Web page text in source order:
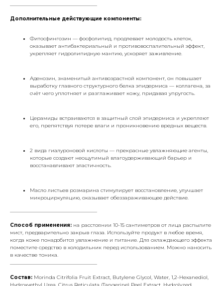
Дополнительные действующие компоненты:
Фитосфингозин — фосфолипид, продлевает молодость клеток,
оказывает антибактериальный и противовоспалительный эффект,
укрепляет гидролипидную мантию, ускоряет заживление.
Аденозин, знаменитый антивозрастной компонент, он повышает
выработку главного структурного белка эпидермиса — коллагена, за
счёт чего уплотняет и разглаживает кожу, придавая упругость.
Церамиды встраиваются в защитный слой эпидермиса и укрепляют
его, препятствуя потере влаги и проникновению вредных веществ.
2 вида гиалуроновой кислоты — прекрасные увлажняющие агенты,
которые создают неощутимый влагоудерживающий барьер и
восстанавливают эластичность.
Масло листьев розмарина стимулирует восстановление, улучшает
микроциркуляцию, оказывает обеззараживающее действие.
Способ применения: на расстоянии 10-15 сантиметров от лица распылите
мист, предварительно закрыв глаза. Используйте продукт в любое время,
когда коже понадобится увлажнение и питание. Для охлаждающего эффекта
поместите средство в холодильник перед использованием. Можно наносить
в качестве тоника.
Состав: Morinda Citrifolia Fruit Extract, Butylene Glycol, Water, 1,2-Hexanediol,